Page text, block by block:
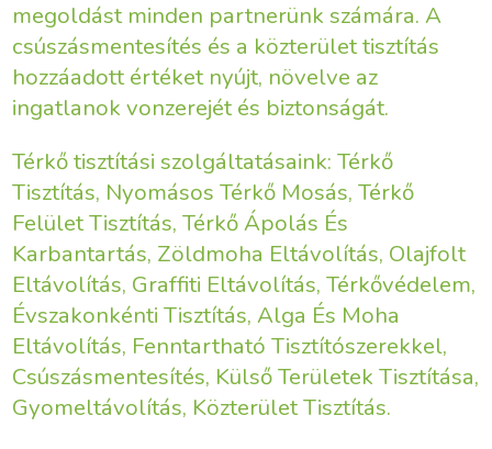
megoldást minden partnerünk számára. A
csúszásmentesítés és a közterület tisztítás
hozzáadott értéket nyújt, növelve az
ingatlanok vonzerejét és biztonságát.
Térkő tisztítási szolgáltatásaink: Térkő
Tisztítás, Nyomásos Térkő Mosás, Térkő
Felület Tisztítás, Térkő Ápolás És
Karbantartás, Zöldmoha Eltávolítás, Olajfolt
Eltávolítás, Graffiti Eltávolítás, Térkővédelem,
Évszakonkénti Tisztítás, Alga És Moha
Eltávolítás, Fenntartható Tisztítószerekkel,
Csúszásmentesítés, Külső Területek Tisztítása,
Gyomeltávolítás, Közterület Tisztítás.